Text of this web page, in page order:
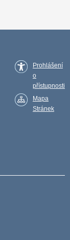
Prohlášení
o
přístupnosti
Mapa
Stránek